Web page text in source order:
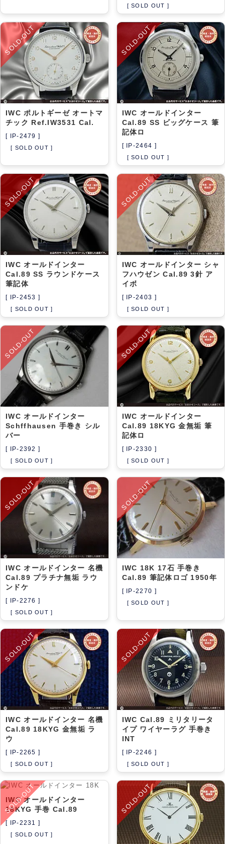
[ SOLD OUT ]
SOLD-OUT
IWC ポルトギーゼ オートマ
チック Ref.IW3531 Cal.
[ IP-2479 ]
[ SOLD OUT ]
SOLD-OUT
IWC オールドインター
Cal.89 SS ビッグケース 筆
記体ロ
[ IP-2464 ]
[ SOLD OUT ]
SOLD-OUT
IWC オールドインター
Cal.89 SS ラウンドケース
筆記体
[ IP-2453 ]
[ SOLD OUT ]
SOLD-OUT
IWC オールドインター シャ
フハウゼン Cal.89 3針 ア
イボ
[ IP-2403 ]
[ SOLD OUT ]
SOLD-OUT
IWC オールドインター
Schffhausen 手巻き シル
バー
[ IP-2392 ]
[ SOLD OUT ]
SOLD-OUT
IWC オールドインター
Cal.89 18KYG 金無垢 筆
記体ロ
[ IP-2330 ]
[ SOLD OUT ]
SOLD-OUT
IWC オールドインター 名機
Cal.89 プラチナ無垢 ラウ
ンドケ
[ IP-2276 ]
[ SOLD OUT ]
SOLD-OUT
IWC 18K 17石 手巻き
Cal.89 筆記体ロゴ 1950年
[ IP-2270 ]
[ SOLD OUT ]
SOLD-OUT
IWC オールドインター 名機
Cal.89 18KYG 金無垢 ラ
ウ
[ IP-2265 ]
[ SOLD OUT ]
SOLD-OUT
IWC Cal.89 ミリタリータ
イプ ワイヤーラグ 手巻き
INT
[ IP-2246 ]
[ SOLD OUT ]
SOLD-OUT
IWC オールドインター
18KYG 手巻 Cal.89
[ IP-2231 ]
[ SOLD OUT ]
SOLD-OUT